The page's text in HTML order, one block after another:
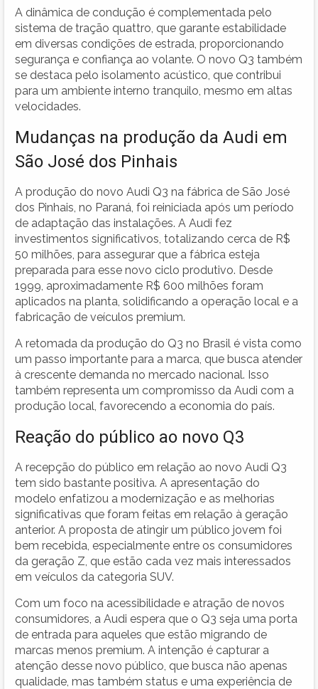
A dinâmica de condução é complementada pelo
sistema de tração quattro, que garante estabilidade
em diversas condições de estrada, proporcionando
segurança e confiança ao volante. O novo Q3 também
se destaca pelo isolamento acústico, que contribui
para um ambiente interno tranquilo, mesmo em altas
velocidades.
Mudanças na produção da Audi em
São José dos Pinhais
A produção do novo Audi Q3 na fábrica de São José
dos Pinhais, no Paraná, foi reiniciada após um período
de adaptação das instalações. A Audi fez
investimentos significativos, totalizando cerca de R$
50 milhões, para assegurar que a fábrica esteja
preparada para esse novo ciclo produtivo. Desde
1999, aproximadamente R$ 600 milhões foram
aplicados na planta, solidificando a operação local e a
fabricação de veículos premium.
A retomada da produção do Q3 no Brasil é vista como
um passo importante para a marca, que busca atender
à crescente demanda no mercado nacional. Isso
também representa um compromisso da Audi com a
produção local, favorecendo a economia do país.
Reação do público ao novo Q3
A recepção do público em relação ao novo Audi Q3
tem sido bastante positiva. A apresentação do
modelo enfatizou a modernização e as melhorias
significativas que foram feitas em relação à geração
anterior. A proposta de atingir um público jovem foi
bem recebida, especialmente entre os consumidores
da geração Z, que estão cada vez mais interessados
em veículos da categoria SUV.
Com um foco na acessibilidade e atração de novos
consumidores, a Audi espera que o Q3 seja uma porta
de entrada para aqueles que estão migrando de
marcas menos premium. A intenção é capturar a
atenção desse novo público, que busca não apenas
qualidade, mas também status e uma experiência de